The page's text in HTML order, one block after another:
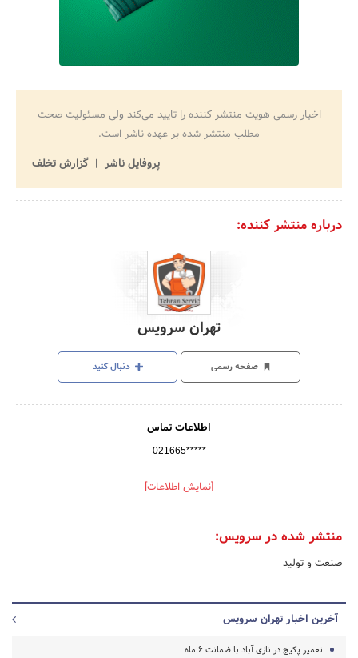
اخبار رسمی هویت منتشر کننده را تایید می‌کند ولی مسئولیت صحت
مطلب منتشر شده بر عهده ناشر است.
پروفایل ناشر
گزارش تخلف
درباره منتشر کننده:
تهران سرویس
صفحه رسمی دنبال کنید
اطلاعات تماس
021665*****
[نمایش اطلاعات]
منتشر شده در سرویس:
صنعت و تولید
آخرین اخبار تهران سرویس
تعمیر پکیج در نازی آباد با ضمانت 6 ماه